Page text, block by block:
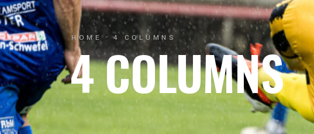
Geschichte
Junkerau
Nachwuchs
HOME 4 COLUMNS
4 COLUMNS